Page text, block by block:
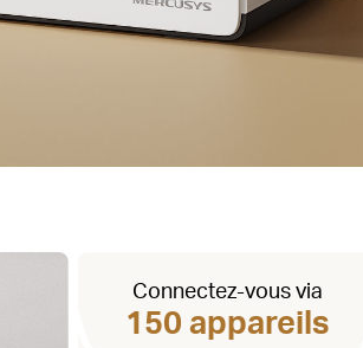
Connectez-vous via
150 appareils